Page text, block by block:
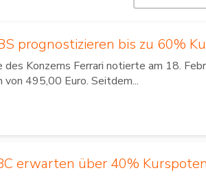
prognostizieren bis zu 60%
Konzerns Ferrari notierte am 18.
495,00 Euro. Seitdem...
erwarten über 40%